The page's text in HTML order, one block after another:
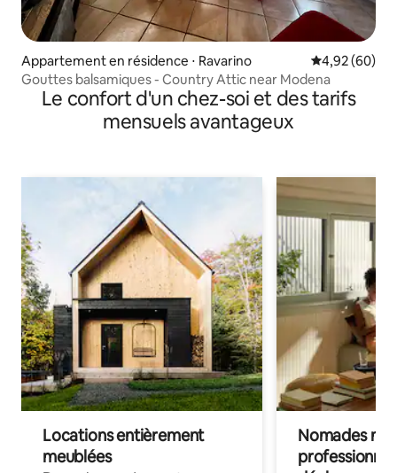
Appartement en résidence ⋅ Ravarino Évaluation
4,92 (60)
Gouttes balsamiques - Country Attic near Modena
Le confort d'un chez-soi et des tarifs
mensuels avantageux
Locations entièrement
meublées
Nomades